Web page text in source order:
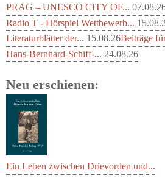
PRAG – UNESCO CITY OF...
Radio T - Hörspiel Wettbewerb...
Literaturblätter der... 15.08.26Beiträge
Hans-Bernhard-Schiff-... 24.08.26
Neu erschienen:
Ein Leben zwischen Drievorden und...